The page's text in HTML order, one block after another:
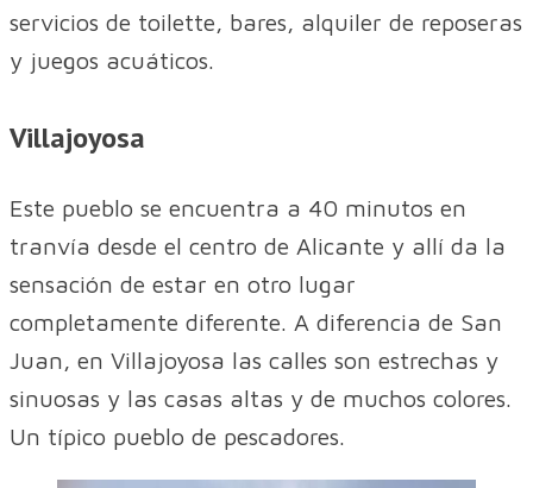
servicios de toilette, bares, alquiler de reposeras
y juegos acuáticos.
Villajoyosa
Este pueblo se encuentra a 40 minutos en
tranvía desde el centro de Alicante y allí da la
sensación de estar en otro lugar
completamente diferente. A diferencia de San
Juan, en Villajoyosa las calles son estrechas y
sinuosas y las casas altas y de muchos colores.
Un típico pueblo de pescadores.